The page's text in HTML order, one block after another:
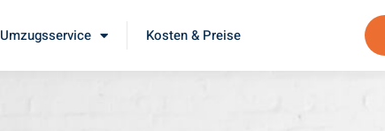
Umzugsservice Kosten & Preise